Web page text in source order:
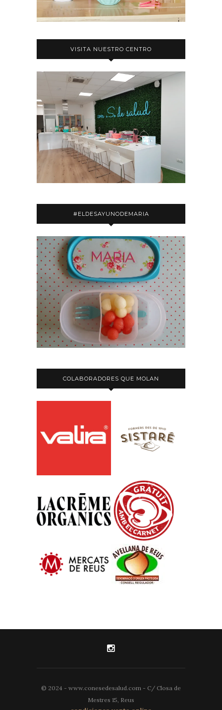
VISITA NUESTRO CENTRO
#ELDESAYUNODEMARIA
COLABORADORES QUE MOLAN
© 2024 - www.conesedesalud.com - C/ Closa de
Mestres 15, Reus